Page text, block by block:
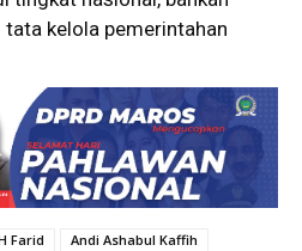
kelola pemerintahan
Farid
Andi Ashabul Kaffih